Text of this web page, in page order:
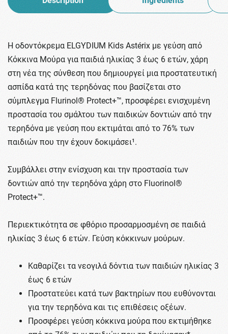
Η οδοντόκρεμα ELGYDIUM Kids Astérix με γεύση από
Κόκκινα Μούρα για παιδιά ηλικίας 3 έως 6 ετών, χάρη
στη νέα της σύνθεση που δημιουργεί μια προστατευτική
ασπίδα κατά της τερηδόνας που βασίζεται στο
σύμπλεγμα Flurinol® Protect+™, προσφέρει ενισχυμένη
προστασία του σμάλτου των παιδικών δοντιών από την
τερηδόνα με γεύση που εκτιμάται από το 76% των
παιδιών που την έχουν δοκιμάσει¹.
Συμβάλλει στην ενίσχυση και την προστασία των
δοντιών από την τερηδόνα χάρη στο Fluorinol®
Protect+™.
Περιεκτικότητα σε φθόριο προσαρμοσμένη σε παιδιά
ηλικίας 3 έως 6 ετών. Γεύση κόκκινων μούρων.
Καθαρίζει τα νεογιλά δόντια των παιδιών ηλικίας 3
έως 6 ετών
Προστατεύει κατά των βακτηρίων που ευθύνονται
για την τερηδόνα και τις επιθέσεις οξέων.
Προσφέρει γεύση κόκκινα μούρα που εκτιμήθηκε